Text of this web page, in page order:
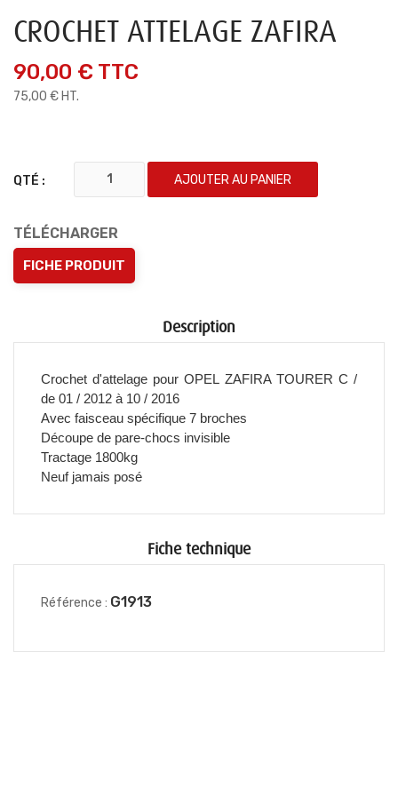
CROCHET ATTELAGE ZAFIRA
90,00 € TTC
75,00 € HT.
QTÉ : AJOUTER AU PANIER
TÉLÉCHARGER
FICHE PRODUIT
Description
Crochet d'attelage pour OPEL ZAFIRA TOURER C /
de 01 / 2012 à 10 / 2016
Avec faisceau spécifique 7 broches
Découpe de pare-chocs invisible
Tractage 1800kg
Neuf jamais posé
Fiche technique
Référence : G1913